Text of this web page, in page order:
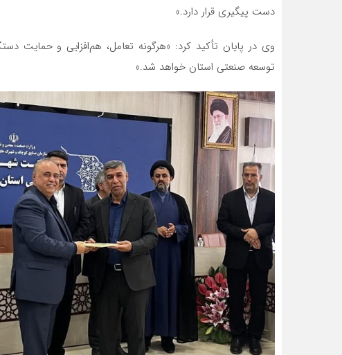
دست پیگیری قرار دارد.»
وی در پایان تأکید کرد: «هرگونه تعامل، هم‌افزایی و حمایت
توسعه صنعتی استان خواهد شد.»